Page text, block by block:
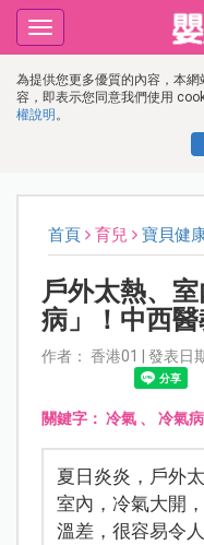
為提供您更多優質的內容，本
容，即表示您同意我們使用
權說明 。
Toggle
navigation
首頁 育兒 寶貝健
戶外太熱、
病」！中西
作者： 香港01 | 發表日
關鍵字： 冷氣、 冷氣病
夏日炎炎，戶外
室內，冷氣大開
溫差，很容易令